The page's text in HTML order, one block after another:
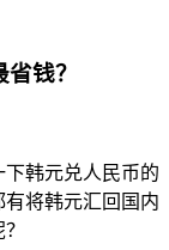
钱？
韩元兑人民币的
将韩元汇回国内